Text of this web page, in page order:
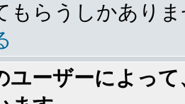
もらうしかあり
ユーザーによっ